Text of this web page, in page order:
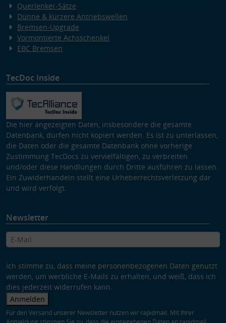
Querlenker-Sätze
Dünne & kürzere Antriebswellen
Bremsen-Upgrade
Vormontierte Achsschenkel
EBC Bremsen
TecDoc Inside
Die hier angezeigten Daten, insbesondere die gesamte
Datenbank, dürfen nicht kopiert werden. Es ist zu unterlassen,
die Daten oder die gesamte Datenbank ohne vorherige
Zustimmung TecDocs zu vervielfältigen, zu verbreiten
und/oder diese Handlungen durch Dritte ausführen zu lassen.
Ein Zuwiderhandeln stellt eine Urheberrechtsverletzung dar
und wird verfolgt.
Newsletter
Ich stimme zu, dass meine personenbezogenen Daten genutzt
werden, um werbliche E-Mails zu erhalten, und weiß, dass ich
dies jederzeit widerrufen kann.
Anmelden
Für den Versand unserer Newsletter nutzen wir rapidmail. Mit Ihrer